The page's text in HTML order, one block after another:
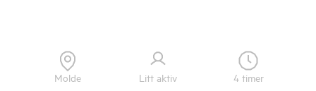
Molde Litt aktiv 4 timer